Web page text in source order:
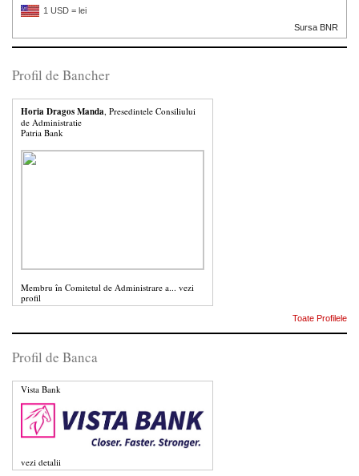
1 USD = lei
Sursa BNR
Profil de Bancher
Horia Dragos Manda, Presedintele Consiliului
de Administratie
Patria Bank
Membru în Comitetul de Administrare a... vezi
profil
Toate Profilele
Profil de Banca
Vista Bank
vezi detalii